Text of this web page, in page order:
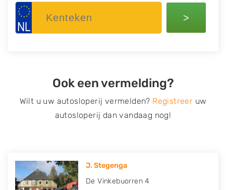
>
Ook een vermelding?
Wilt u uw autosloperij vermelden? Registreer uw
autosloperij dan vandaag nog!
J. Stegenga
De Vinkebuorren 4